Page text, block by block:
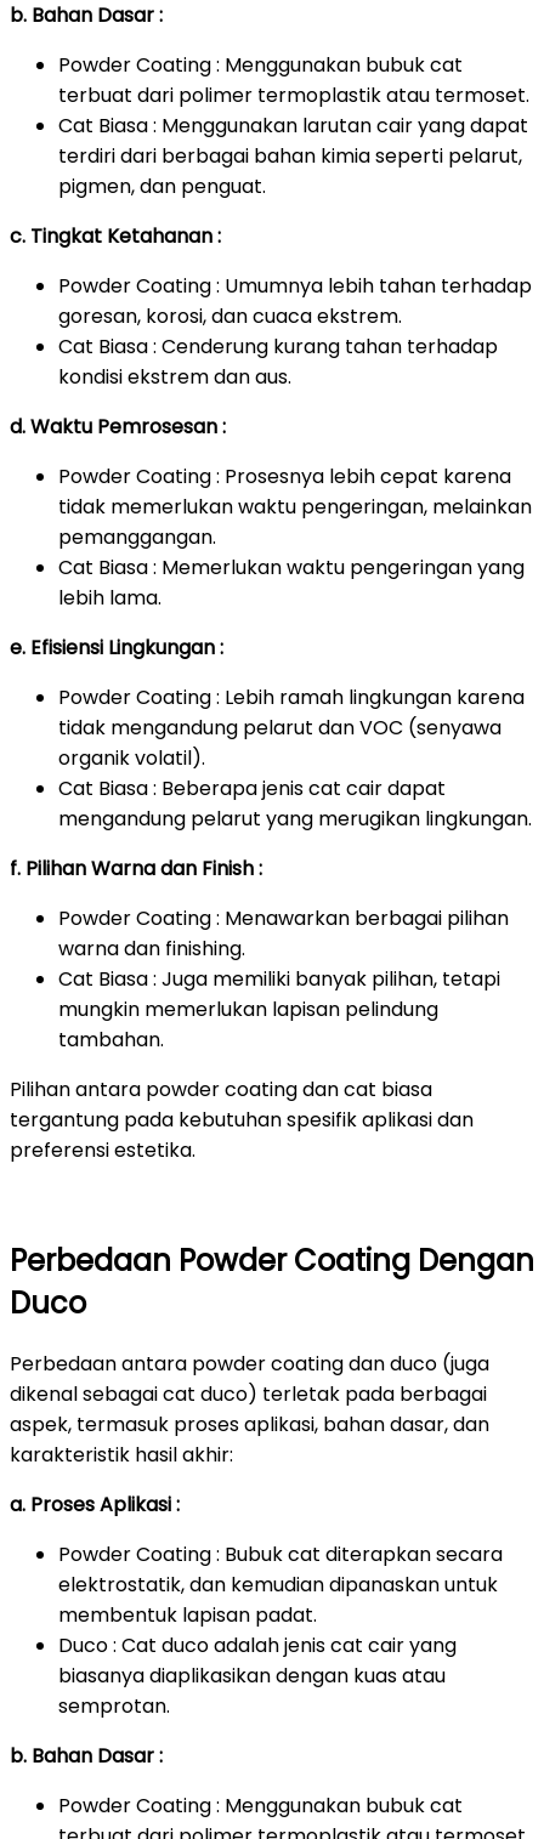
b. Bahan Dasar :
Powder Coating : Menggunakan bubuk cat
terbuat dari polimer termoplastik atau termoset.
Cat Biasa : Menggunakan larutan cair yang dapat
terdiri dari berbagai bahan kimia seperti pelarut,
pigmen, dan penguat.
c. Tingkat Ketahanan :
Powder Coating : Umumnya lebih tahan terhadap
goresan, korosi, dan cuaca ekstrem.
Cat Biasa : Cenderung kurang tahan terhadap
kondisi ekstrem dan aus.
d. Waktu Pemrosesan :
Powder Coating : Prosesnya lebih cepat karena
tidak memerlukan waktu pengeringan, melainkan
pemanggangan.
Cat Biasa : Memerlukan waktu pengeringan yang
lebih lama.
e. Efisiensi Lingkungan :
Powder Coating : Lebih ramah lingkungan karena
tidak mengandung pelarut dan VOC (senyawa
organik volatil).
Cat Biasa : Beberapa jenis cat cair dapat
mengandung pelarut yang merugikan lingkungan.
f. Pilihan Warna dan Finish :
Powder Coating : Menawarkan berbagai pilihan
warna dan finishing.
Cat Biasa : Juga memiliki banyak pilihan, tetapi
mungkin memerlukan lapisan pelindung
tambahan.
Pilihan antara powder coating dan cat biasa
tergantung pada kebutuhan spesifik aplikasi dan
preferensi estetika.
Perbedaan Powder Coating Dengan
Duco
Perbedaan antara powder coating dan duco (juga
dikenal sebagai cat duco) terletak pada berbagai
aspek, termasuk proses aplikasi, bahan dasar, dan
karakteristik hasil akhir:
a. Proses Aplikasi :
Powder Coating : Bubuk cat diterapkan secara
elektrostatik, dan kemudian dipanaskan untuk
membentuk lapisan padat.
Duco : Cat duco adalah jenis cat cair yang
biasanya diaplikasikan dengan kuas atau
semprotan.
b. Bahan Dasar :
Powder Coating : Menggunakan bubuk cat